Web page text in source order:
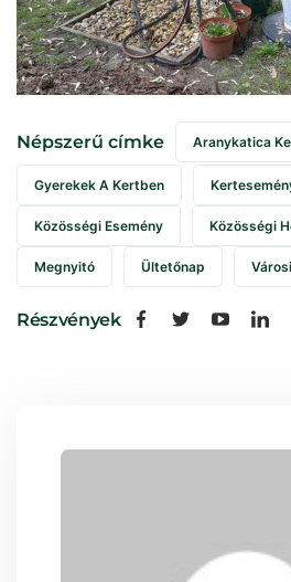
Népszerű címke Aranykatica
Gyerekek A Kertben
Közösségi Esemény Közösségi
Megnyitó Ültetőnap
Részvények